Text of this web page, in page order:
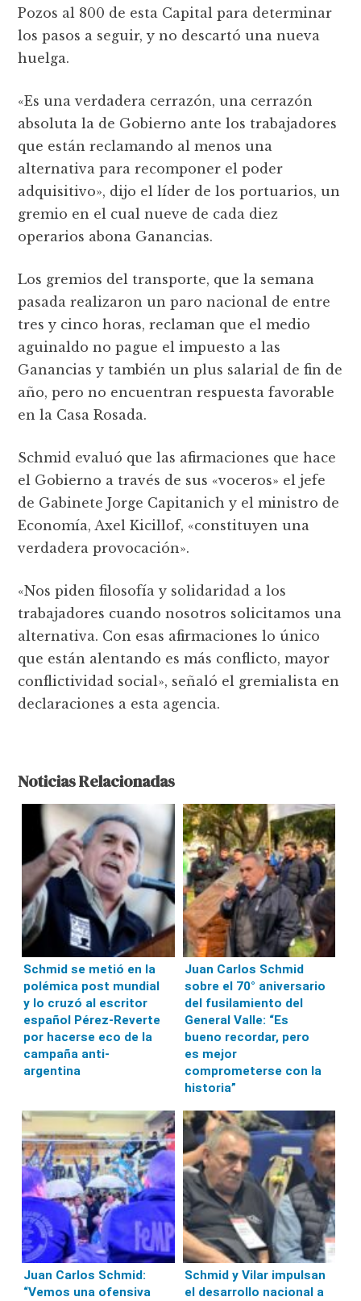
Pozos al 800 de esta Capital para determinar
los pasos a seguir, y no descartó una nueva
huelga.
«Es una verdadera cerrazón, una cerrazón
absoluta la de Gobierno ante los trabajadores
que están reclamando al menos una
alternativa para recomponer el poder
adquisitivo», dijo el líder de los portuarios, un
gremio en el cual nueve de cada diez
operarios abona Ganancias.
Los gremios del transporte, que la semana
pasada realizaron un paro nacional de entre
tres y cinco horas, reclaman que el medio
aguinaldo no pague el impuesto a las
Ganancias y también un plus salarial de fin de
año, pero no encuentran respuesta favorable
en la Casa Rosada.
Schmid evaluó que las afirmaciones que hace
el Gobierno a través de sus «voceros» el jefe
de Gabinete Jorge Capitanich y el ministro de
Economía, Axel Kicillof, «constituyen una
verdadera provocación».
«Nos piden filosofía y solidaridad a los
trabajadores cuando nosotros solicitamos una
alternativa. Con esas afirmaciones lo único
que están alentando es más conflicto, mayor
conflictividad social», señaló el gremialista en
declaraciones a esta agencia.
Noticias Relacionadas
Schmid se metió en la
polémica post mundial
y lo cruzó al escritor
español Pérez-Reverte
por hacerse eco de la
campaña anti-
argentina
Juan Carlos Schmid
sobre el 70° aniversario
del fusilamiento del
General Valle: “Es
bueno recordar, pero
es mejor
comprometerse con la
historia”
Juan Carlos Schmid:
“Vemos una ofensiva
Schmid y Vilar impulsan
el desarrollo nacional a